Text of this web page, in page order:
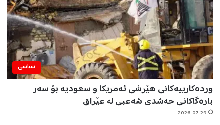
سیاسی
وردەکارییەکانی هێرشی ئەمریکا و سعودیە بۆ سەر
بارەگاکانی حەشدی شەعبی لە عێراق
2026-07-29